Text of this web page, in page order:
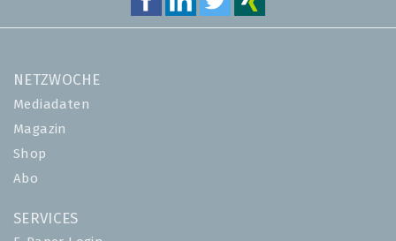
NETZWOCHE
Mediadaten
Magazin
Shop
Abo
SERVICES